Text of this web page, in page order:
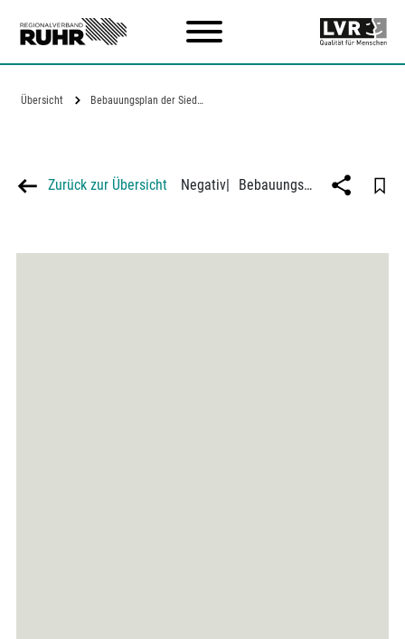
Übersicht Bebauungsplan der Siedlung "Rahmdörne"…
Zurück zur Übersicht Negativ| Bebauungsplan der Siedlung "Rahmdörne" in Essen-Altenessen, Entwurf: Siedlungsverband Ruhrkohlenbezirk (SVR)